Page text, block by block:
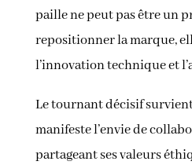
paille ne peut pas être un
repositionner la marque,
l’innovation technique et
Le tournant décisif
manifeste l’envie de
partageant ses valeurs